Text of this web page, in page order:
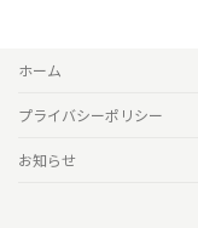
ホーム
プライバシーポリシー
お知らせ